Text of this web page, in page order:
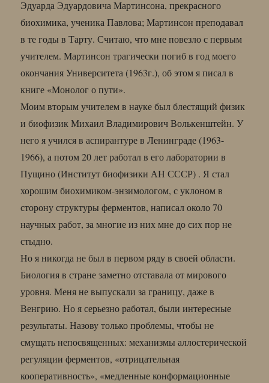
Эдуарда Эдуардовича Мартинсона, прекрасного
биохимика, ученика Павлова; Мартинсон преподавал
в те годы в Тарту. Считаю, что мне повезло с первым
учителем. Мартинсон трагически погиб в год моего
окончания Университета (1963г.), об этом я писал в
книге «Монолог о пути».
Моим вторым учителем в науке был блестящий физик
и биофизик Михаил Владимирович Волькенштейн. У
него я учился в аспирантуре в Ленинграде (1963-
1966), а потом 20 лет работал в его лаборатории в
Пущино (Институт биофизики АН СССР) . Я стал
хорошим биохимиком-энзимологом, с уклоном в
сторону структуры ферментов, написал около 70
научных работ, за многие из них мне до сих пор не
стыдно.
Но я никогда не был в первом ряду в своей области.
Биология в стране заметно отставала от мирового
уровня. Меня не выпускали за границу, даже в
Венгрию. Но я серьезно работал, были интересные
результаты. Назову только проблемы, чтобы не
смущать непосвященных: механизмы аллостерической
регуляции ферментов, «отрицательная
кооперативность», «медленные конформационные